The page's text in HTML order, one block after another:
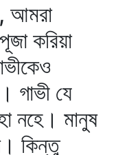
আমরা
করিয়া
গাভী যে
নহে। মানুষ
কিন্তু